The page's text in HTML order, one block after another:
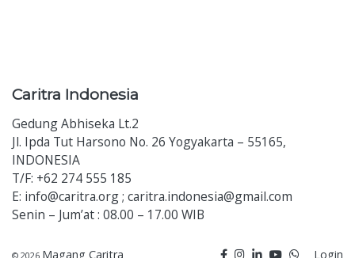
Caritra Indonesia
Gedung Abhiseka Lt.2
Jl. Ipda Tut Harsono No. 26 Yogyakarta – 55165,
INDONESIA
T/F: +62 274 555 185
E: info@caritra.org ; caritra.indonesia@gmail.com
Senin – Jum’at : 08.00 – 17.00 WIB
© 2026 Magang Caritra Login